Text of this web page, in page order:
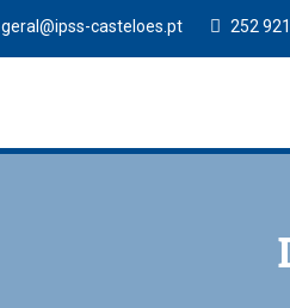
geral@ipss-casteloes.pt 252